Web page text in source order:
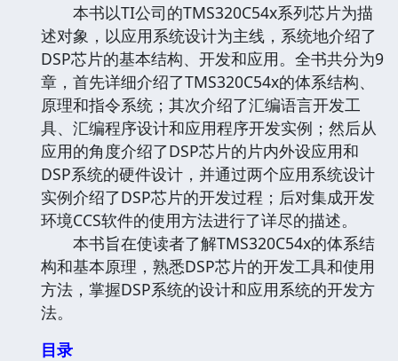
本书以TI公司的TMS320C54x系列芯片为描
述对象，以应用系统设计为主线，系统地介绍了
DSP芯片的基本结构、开发和应用。全书共分为9
章，首先详细介绍了TMS320C54x的体系结构、
原理和指令系统；其次介绍了汇编语言开发工
具、汇编程序设计和应用程序开发实例；然后从
应用的角度介绍了DSP芯片的片内外设应用和
DSP系统的硬件设计，并通过两个应用系统设计
实例介绍了DSP芯片的开发过程；后对集成开发
环境CCS软件的使用方法进行了详尽的描述。
本书旨在使读者了解TMS320C54x的体系结
构和基本原理，熟悉DSP芯片的开发工具和使用
方法，掌握DSP系统的设计和应用系统的开发方
法。
目录